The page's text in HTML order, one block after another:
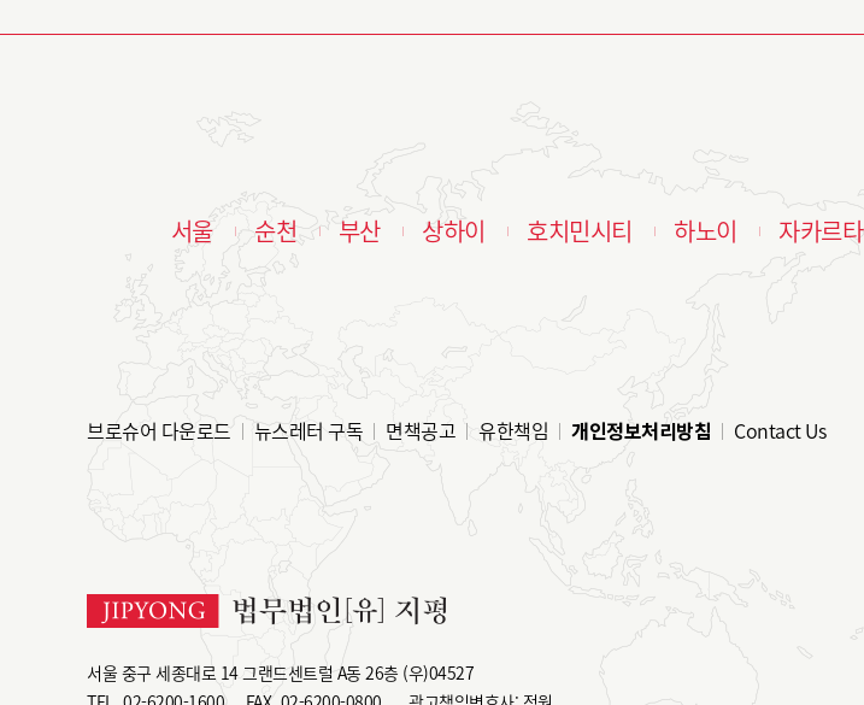
서울 순천 부산 상하이 호치민시티 하노이 자카르타
브로슈어 다운로드 뉴스레터 구독 면책공고 유한책임 개인정보처리방침 Contact Us
서울 중구 세종대로 14 그랜드센트럴 A동 26층 (우)04527